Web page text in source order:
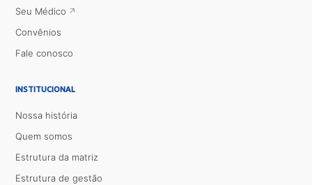
Seu Médico
Convênios
Fale conosco
INSTITUCIONAL
Nossa história
Quem somos
Estrutura da matriz
Estrutura de gestão